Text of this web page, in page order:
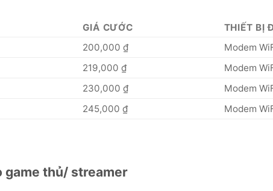
GIÁ CƯỚC
THIẾT BỊ
200,000 ₫
Modem
219,000 ₫
Modem
230,000 ₫
Modem
245,000 ₫ Modem
game thủ/ streamer